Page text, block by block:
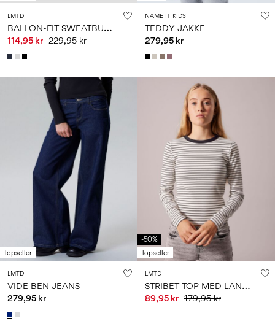
LMTD
B
ALLON-FIT SWEATBUKSER
114,95 kr 229,95 kr
NAME IT KIDS
TEDDY JAKKE
279,95 kr
Topseller
LMTD
VIDE BEN JEANS
279,95 kr
-50%
Topseller
LMTD
S
TRIBET TOP MED LANGE ÆRMER
89,95 kr 179,95 kr